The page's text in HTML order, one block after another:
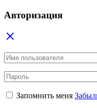
Авторизация
Запомнить меня